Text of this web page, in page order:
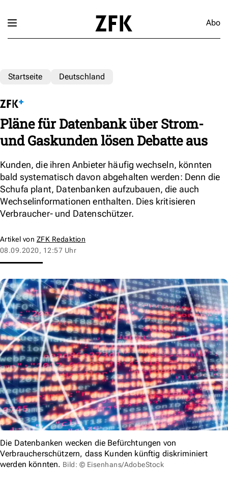
Abo
Startseite Deutschland
Pläne für Datenbank über Strom-
und Gaskunden lösen Debatte aus
Kunden, die ihren Anbieter häufig wechseln, könnten
bald systematisch davon abgehalten werden: Denn die
Schufa plant, Datenbanken aufzubauen, die auch
Wechselinformationen enthalten. Dies kritisieren
Verbraucher- und Datenschützer.
Artikel von ZFK Redaktion
08.09.2020, 12:57 Uhr
Die Datenbanken wecken die Befürchtungen von
Verbraucherschützern, dass Kunden künftig diskriminiert
werden könnten. Bild: © Eisenhans/AdobeStock